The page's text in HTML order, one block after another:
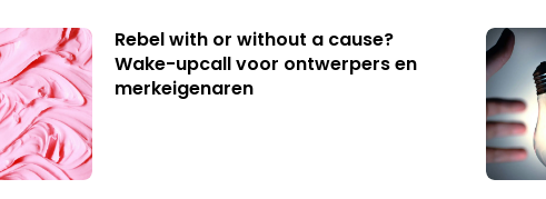
Rebel with or without a cause?
Wake-upcall voor ontwerpers en
merkeigenaren